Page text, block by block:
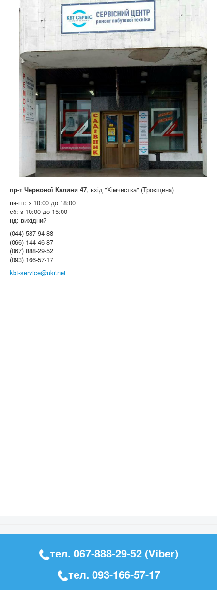
пр-т Червоної Калини 47, вхід "Хімчистка" (Троєщина)
пн-пт: з 10:00 до 18:00
сб: з 10:00 до 15:00
нд: вихідний
(044) 587-94-88
(066) 144-46-87
(067) 888-29-52
(093) 166-57-17
kbt-service@ukr.net
тел. 067-888-29-52 (Viber)
тел. 093-166-57-17